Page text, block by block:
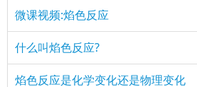
微课视频:焰色反应
什么叫焰色反应?
焰色反应是化学变化还是物理变化